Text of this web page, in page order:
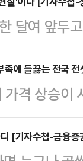
를 5선으
은 서울
보이는 탓
대 서울
등 인프라
달여 앞두
다. 당 지
리는 초유
나는 것은
것이 그의
것인가.지
에 들끓는 전국 전
격 상승이
는 울산과
산원에 따
[기자수첩-금융